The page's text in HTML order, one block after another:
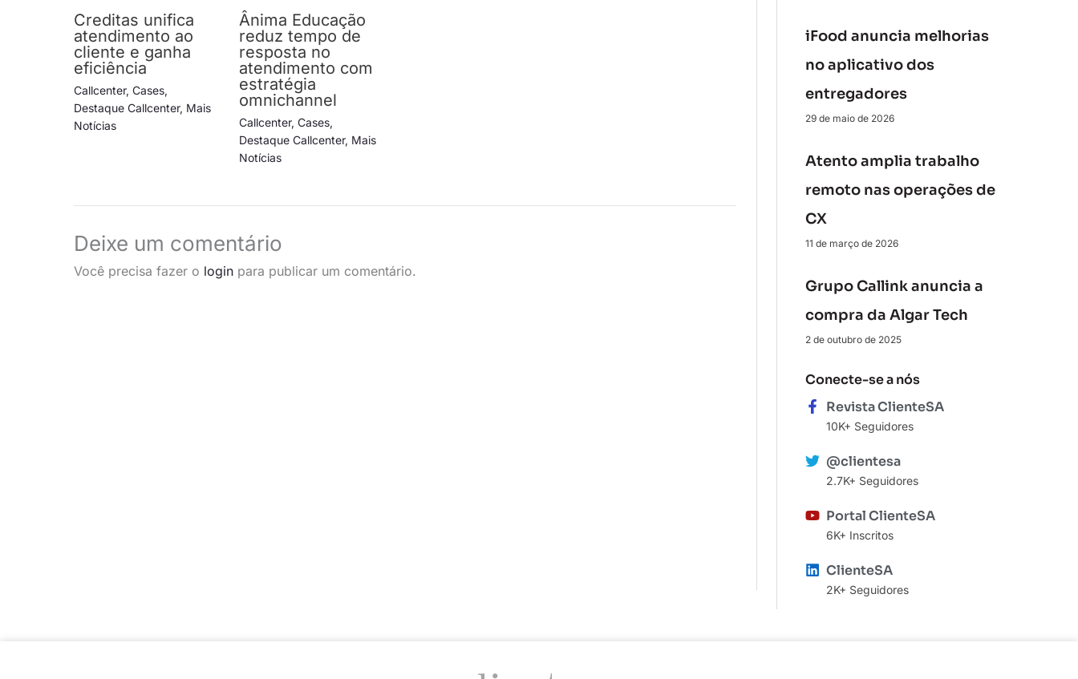
Creditas unifica
atendimento ao
cliente e ganha
eficiência
Callcenter, Cases,
Destaque Callcenter, Mais
Notícias
Ânima Educação
reduz tempo de
resposta no
atendimento com
estratégia
omnichannel
Callcenter,Cases,
Destaque Callcenter, Mais
Notícias
Deixe um comentário
Você precisa fazer o login para publicar um comentário.
iFood anuncia melhorias
no aplicativo dos
entregadores
29 de maio de 2026
Atento amplia trabalho
remoto nas operações de
CX
11 de março de 2026
Grupo Callink anuncia a
compra da Algar Tech
2 de outubro de 2025
Conecte-se a nós
Revista ClienteSA
10K+ Seguidores
@clientesa
2.7K+ Seguidores
Portal ClienteSA
6K+ Inscritos
ClienteSA
2K+ Seguidores